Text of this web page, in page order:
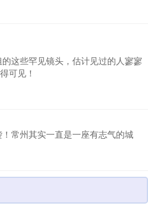
这些罕见镜头，估计见过的人寥寥
可见！
常州其实一直是一座有志气的城